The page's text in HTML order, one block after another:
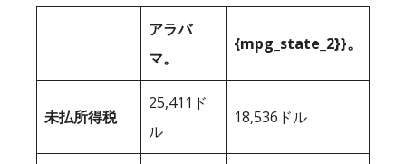
アラバ
マ。
{mpg_state_2}}。
未払所得税
25,411ド
ル
18,536ドル